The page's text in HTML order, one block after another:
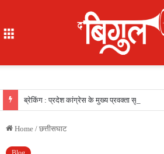
Home / छत्तीसघाट